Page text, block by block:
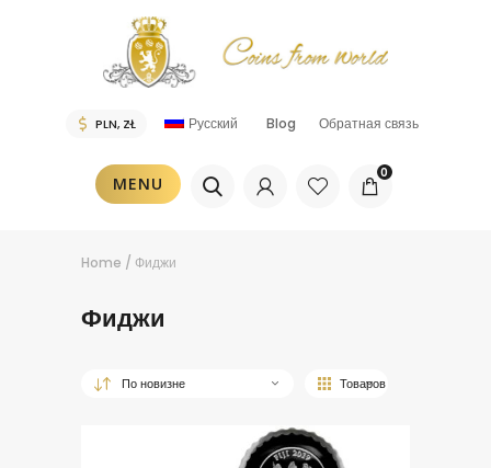
Русский Blog Обратная связь
MENU
0
Home / Фиджи
Фиджи